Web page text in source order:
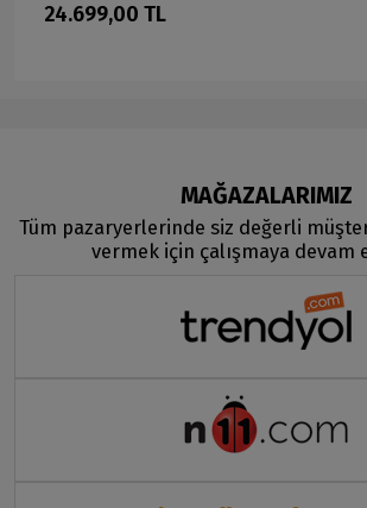
24.699,00 TL
MAĞAZALARIMIZ
Tüm pazaryerlerinde siz değerli
vermek için çalışmaya devam